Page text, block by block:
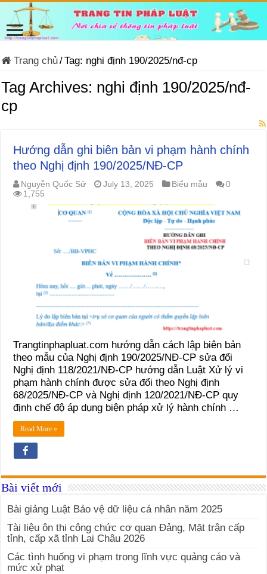
Trang chủ/Tag: nghi định 190/2025/nđ-cp
Tag Archives: nghi định 190/2025/nđ-
cp
Hướng dẫn ghi biên bản vi phạm hành chính
theo Nghị định 190/2025/NĐ-CP
Nguyễn Quốc Sử July 13, 2025 Biểu mẫu
0
1,755
Trangtinphapluat.com hướng dẫn cách lập biên bản
theo mẫu của Nghị định 190/2025/NĐ-CP sửa đổi
Nghị định 118/2021/NĐ-CP hướng dẫn Luật Xử lý vi
phạm hành chính được sửa đổi theo Nghị định
68/2025/NĐ-CP và Nghị định 120/2021/NĐ-CP quy
định chế độ áp dụng biện pháp xử lý hành chính …
Read More »
Bài viết mới
Bài giảng Luật Bảo vệ dữ liệu cá nhân năm 2025
Tài liệu ôn thi công chức cơ quan Đảng, Mặt trận cấp
tỉnh, cấp xã tỉnh Lai Châu 2026
Các tình huống vi phạm trong lĩnh vực quảng cáo và
mức xử phạt